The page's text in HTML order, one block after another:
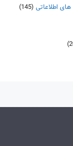
های اطلاعاتی (145)